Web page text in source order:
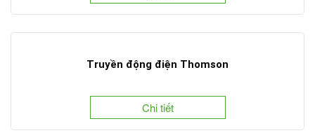
Truyền động điện Thomson
Chi tiết